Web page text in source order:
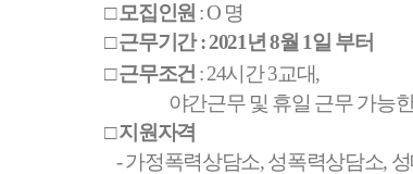
□모집인원 : O 명
□근무기간: 2021년8월 1일 부터
□근무조건 : 24시간3교대,
야간근무 및 휴일 근무 가능
□지원자격
-가정폭력상담소,성폭력상담소,